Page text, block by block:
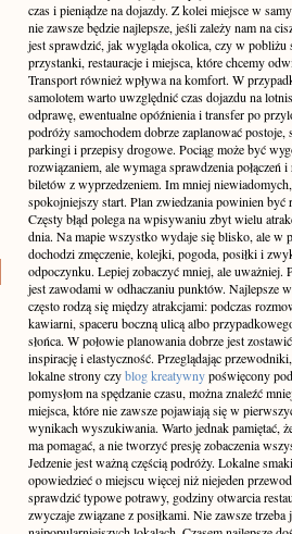
czas i pieniądze na dojazdy. Z kolei miejsce w
nie zawsze będzie najlepsze, jeśli zależy nam na
jest sprawdzić, jak wygląda okolica, czy w pobliżu
przystanki, restauracje i miejsca, które chcemy
Transport również wpływa na komfort. W
samolotem warto uwzględnić czas dojazdu na
odprawę, ewentualne opóźnienia i transfer po
podróży samochodem dobrze zaplanować postoje,
parkingi i przepisy drogowe. Pociąg może być
rozwiązaniem, ale wymaga sprawdzenia połączeń
biletów z wyprzedzeniem. Im mniej
spokojniejszy start. Plan zwiedzania powinien być
Częsty błąd polega na wpisywaniu zbyt wielu
dnia. Na mapie wszystko wydaje się blisko, ale w
dochodzi zmęczenie, kolejki, pogoda, posiłki i
odpoczynku. Lepiej zobaczyć mniej, ale uważniej.
jest zawodami w odhaczaniu punktów. Najlepsze
często rodzą się między atrakcjami: podczas
kawiarni, spaceru boczną ulicą albo
słońca. W połowie planowania dobrze jest
inspirację i elastyczność. Przeglądając
lokalne strony czyblog kreatywnypoświęcony
pomysłom na spędzanie czasu, można znaleźć
miejsca, które nie zawsze pojawiają się w
wynikach wyszukiwania. Warto jednak pamiętać,
ma pomagać, a nie tworzyć presję zobaczenia
Jedzenie jest ważną częścią podróży. Lokalne
opowiedzieć o miejscu więcej niż niejeden
sprawdzić typowe potrawy, godziny otwarcia
zwyczaje związane z posiłkami. Nie zawsze trzeba